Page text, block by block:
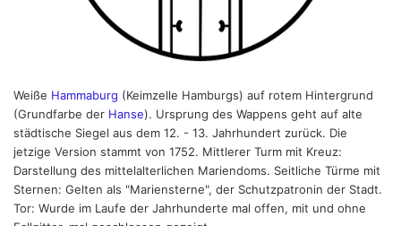
Weiße Hammaburg (Keimzelle Hamburgs) auf rotem Hintergrund
(Grundfarbe der Hanse). Ursprung des Wappens geht auf alte
städtische Siegel aus dem 12. - 13. Jahrhundert zurück. Die
jetzige Version stammt von 1752. Mittlerer Turm mit Kreuz:
Darstellung des mittelalterlichen Mariendoms. Seitliche Türme mit
Sternen: Gelten als "Mariensterne", der Schutzpatronin der Stadt.
Tor: Wurde im Laufe der Jahrhunderte mal offen, mit und ohne